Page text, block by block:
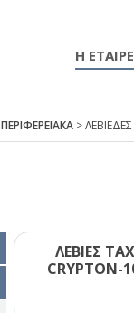
Η
ΠΕΡΙΦΕΡΕΙΑΚΑ> ΛΕΒΙΕΔΕΣ
ΛΕΒΙΕΣ
CRΥΡΤΟΝ-